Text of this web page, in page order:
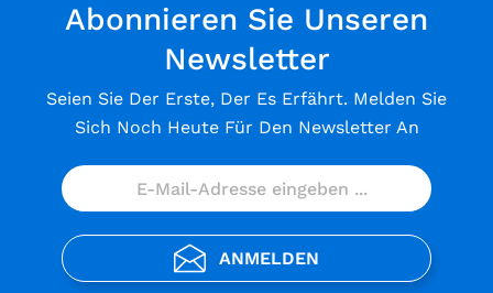
Abonnieren Sie Unseren
Newsletter
Seien Sie Der Erste, Der Es Erfährt. Melden Sie
Sich Noch Heute Für Den Newsletter An
ANMELDEN